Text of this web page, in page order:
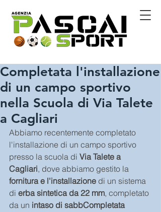
Completata l'installazione
di un campo sportivo
nella Scuola di Via Talete
a Cagliari
Abbiamo recentemente completato
l'installazione di un campo sportivo
presso la scuola di Via Talete a
Cagliari, dove abbiamo gestito la
fornitura e l'installazione di un sistema
di erba sintetica da 22 mm, completato
da un intaso di sabbCompletata